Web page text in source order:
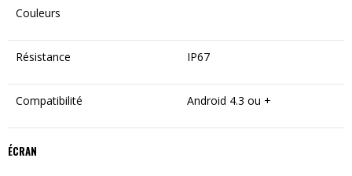
Couleurs
Résistance IP67
Compatibilité Android 4.3 ou +
ÉCRAN